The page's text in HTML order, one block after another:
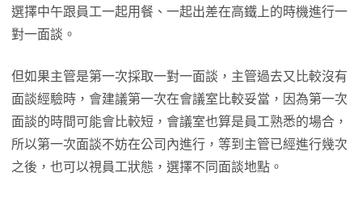
選擇中午跟員工一起用餐、一起出差在高鐵上的時機進行一
對一面談。
但如果主管是第一次採取一對一面談，主管過去又比較沒有
面談經驗時，會建議第一次在會議室比較妥當，因為第一次
面談的時間可能會比較短，會議室也算是員工熟悉的場合，
所以第一次面談不妨在公司內進行，等到主管已經進行幾次
之後，也可以視員工狀態，選擇不同面談地點。